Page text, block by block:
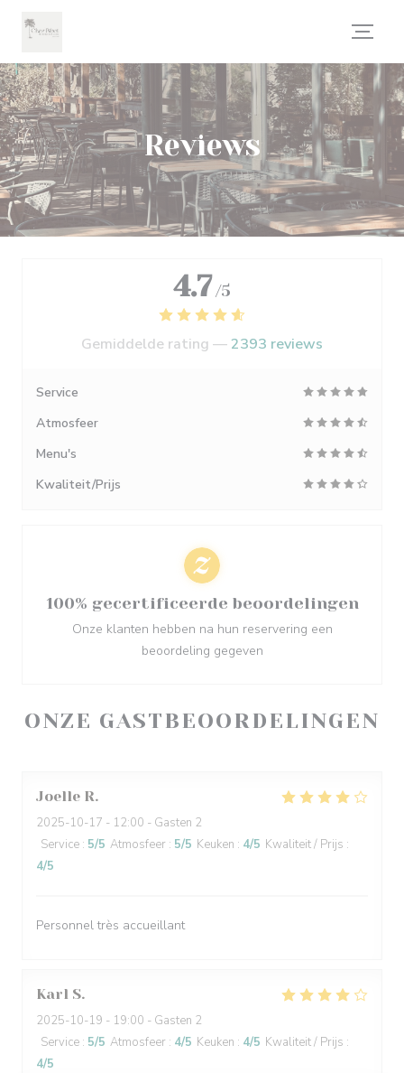
Reviews
ONZE GASTBEOORDELINGEN
Joelle R
2025-10-17 - 12:00 - Gasten 2
Service : 5/5 Atmosfeer : 5/5 Keuken : 4/5 Kwaliteit / Prijs :
4/5
Personnel très accueillant
Karl S
2025-10-19 - 19:00 - Gasten 2
Service : 5/5 Atmosfeer : 4/5 Keuken : 4/5 Kwaliteit / Prijs :
4/5
4.7 /5
Gemiddelde rating —2393 reviews
Service
Atmosfeer
Menu's
Kwaliteit/Prijs
100% gecertificeerde beoordelingen
Onze klanten hebben na hun reservering een
beoordeling gegeven